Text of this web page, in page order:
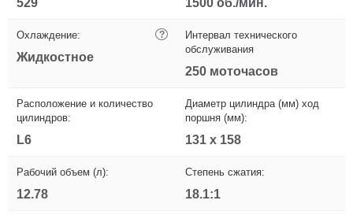
Охлаждение: ?
Жидкостное
Интервал технического
обслуживания
250 моточасов
Расположение и количество
цилиндров:
L6
Диаметр цилиндра (мм) ход
поршня (мм):
131 x 158
Рабочий объем (л):
12.78
Степень сжатия:
18.1:1